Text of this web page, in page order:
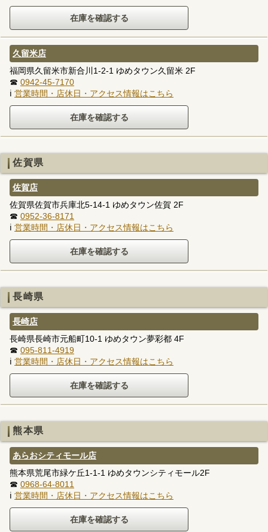
久留米店
福岡県久留米市新合川1-2-1 ゆめタウン久留米 2F
☎ 0942-45-7170
ℹ 営業時間・店休日・アクセス情報はこちら
佐賀県
佐賀店
佐賀県佐賀市兵庫北5-14-1 ゆめタウン佐賀 2F
☎ 0952-36-8171
ℹ 営業時間・店休日・アクセス情報はこちら
長崎県
長崎店
長崎県長崎市元船町10-1 ゆめタウン夢彩都 4F
☎ 095-811-4919
ℹ 営業時間・店休日・アクセス情報はこちら
熊本県
あらおシティモール店
熊本県荒尾市緑ケ丘1-1-1 ゆめタウンシティモール2F
☎ 0968-64-8011
ℹ 営業時間・店休日・アクセス情報はこちら